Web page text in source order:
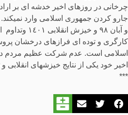
چرخانی در روزهای اخیر خدشه ای بر
و آبان ٩٨ و
کارگری و توده ای فرازهای درخشان
اسلامی است. عدم شرکت عظیم مردم در
اخیر خود یکی از نتایج خیزشهای
***